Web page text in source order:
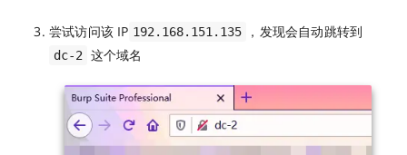
尝试访问该 IP 192.168.151.135 ，发现会自动跳转到
dc-2 这个域名